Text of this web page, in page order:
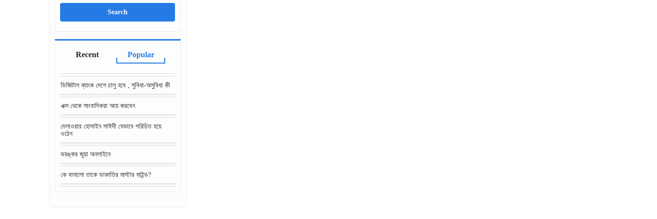
Recent Popular
ডিজিটাল ব্যাংক দেশে চালু হবে , সুবিধা-অসুবিধা কী
এক্স থেকে সাংবাদিকরা আয় করবেন
দেলাওয়ার হোসাইন সাঈদী যেভাবে পরিচিত হয়ে
ওঠেন
ভয়ঙ্কর জুয়া অনলাইনে
কে বানালো তাকে ডাকাতির মাস্টার মাইন্ড?